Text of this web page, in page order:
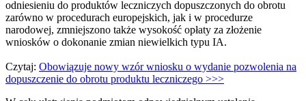
odniesieniu do produktów leczniczych dopuszczonych do obrotu
zarówno w procedurach europejskich, jak i w procedurze
narodowej, zmniejszono także wysokość opłaty za złożenie
wniosków o dokonanie zmian niewielkich typu IA.
Czytaj: Obowiązuje nowy wzór wniosku o wydanie pozwolenia na
dopuszczenie do obrotu produktu leczniczego >>>